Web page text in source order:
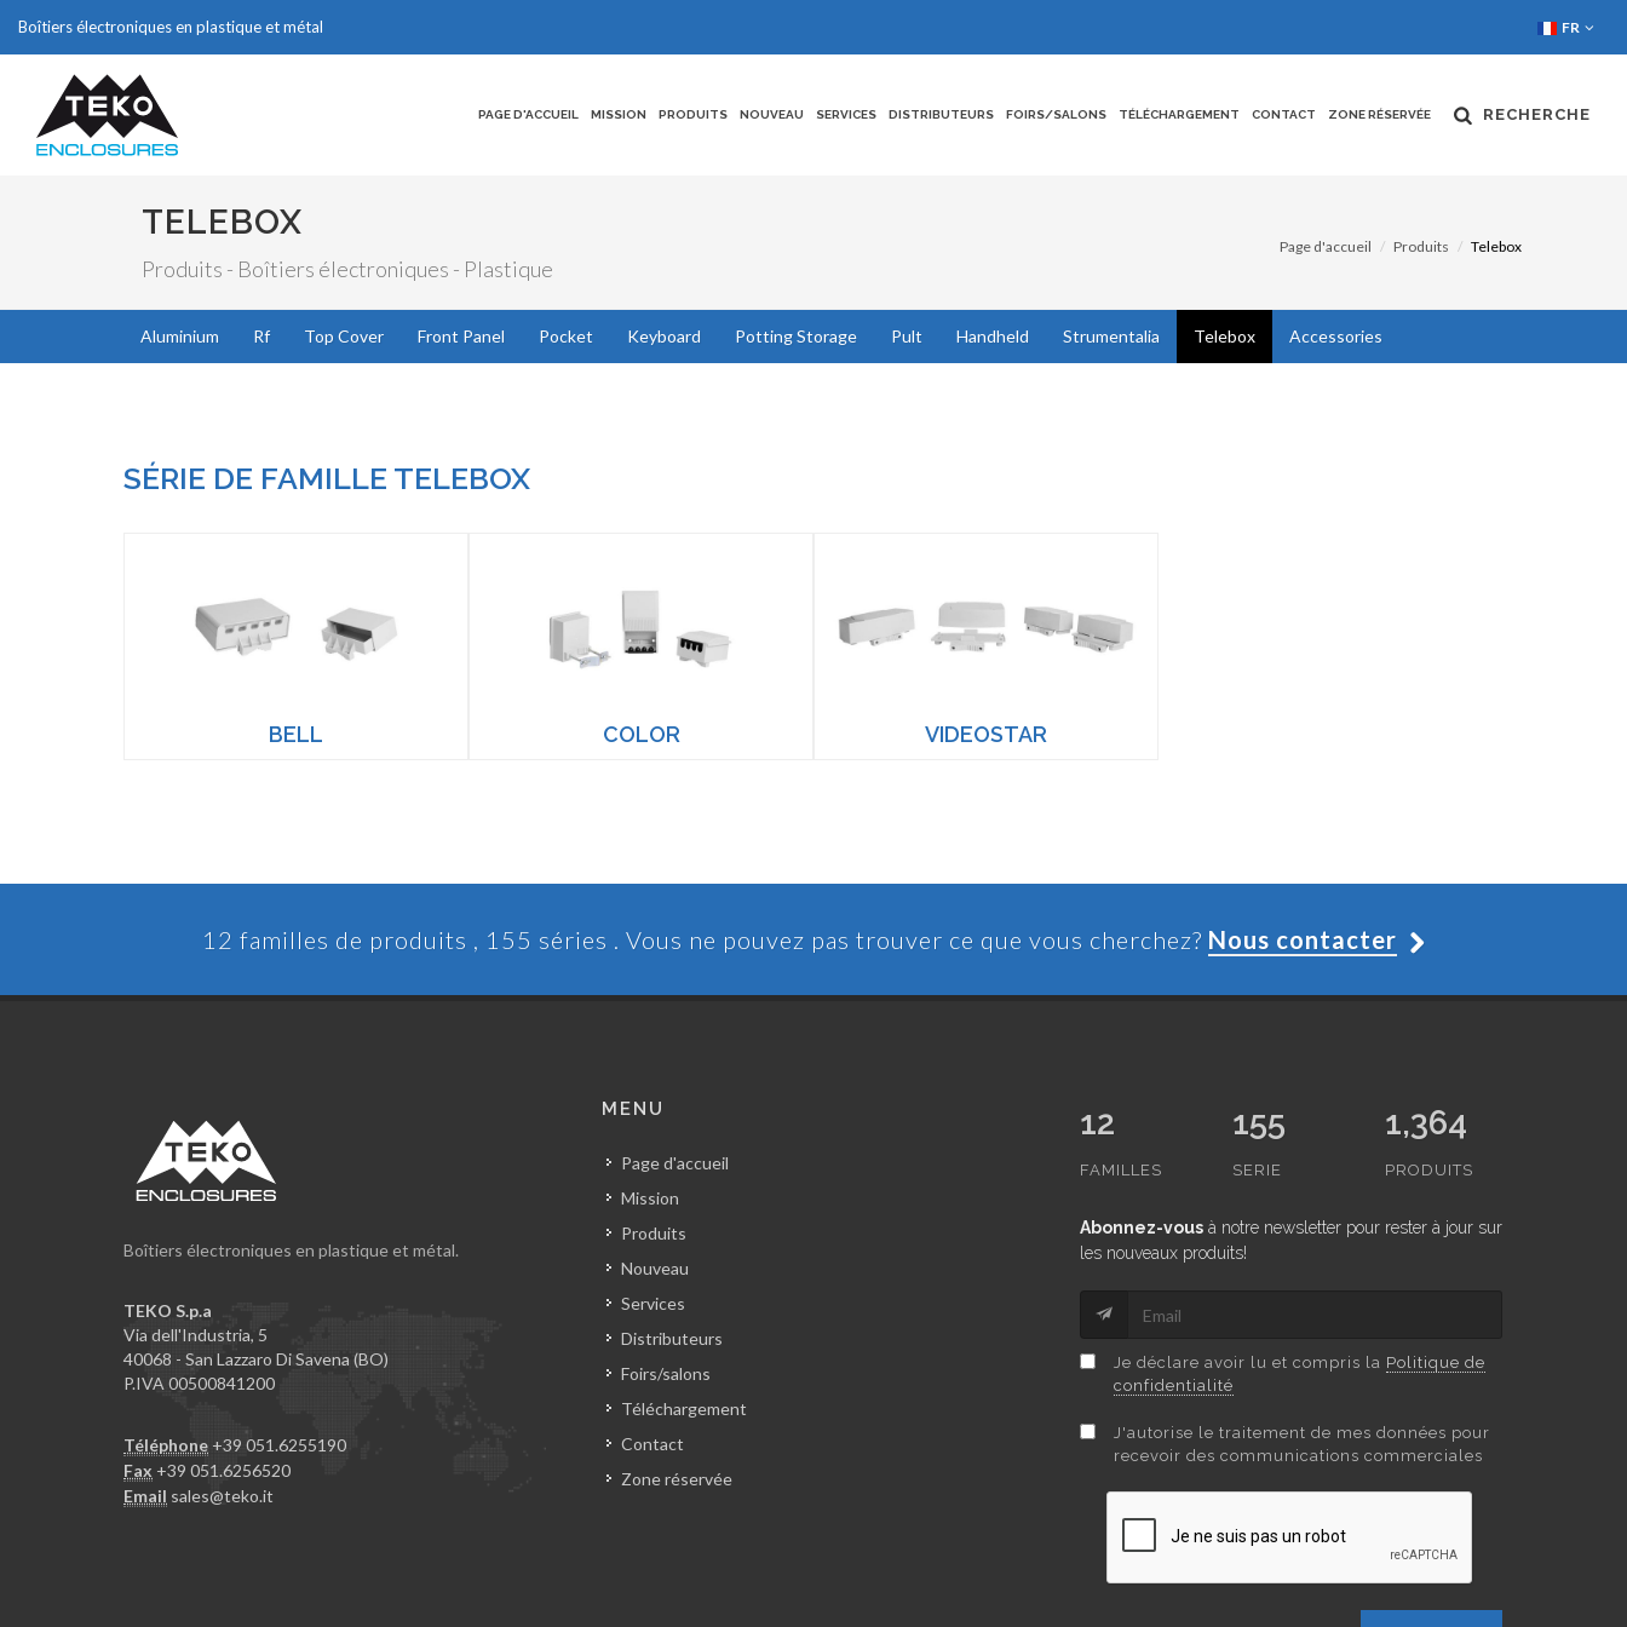
Boîtiers électroniques en plastique et métal FR
PAGE D'ACCUEIL MISSION PRODUITS NOUVEAU SERVICES DISTRIBUTEURS FOIRS/SALONS TÉLÉCHARGEMENT CONTACT ZONE RÉSERVÉE RECHERCHE
TELEBOX
Produits - Boîtiers électroniques - Plastique
Page d'accueil Produits Telebox
Aluminium Rf Top Cover Front Panel Pocket Keyboard Potting Storage Pult Handheld Strumentalia Telebox Accessories
SÉRIE DE FAMILLE TELEBOX
BELL COLOR VIDEOSTAR
12 familles de produits , 155 séries . Vous ne pouvez pas trouver ce que vous cherchez? Nous contacter
Boîtiers électroniques en plastique et métal.
TEKO S.p.a
Via dell'Industria, 5
40068 - San Lazzaro Di Savena (BO)
P.IVA 00500841200
Téléphone +39 051.6255190
Fax +39 051.6256520
Email sales@teko.it
MENU
Page d'accueil
Mission
Produits
Nouveau
Services
Distributeurs
Foirs/salons
Téléchargement
Contact
Zone réservée
12
FAMILLES
155
SERIE
1,364
PRODUITS
Abonnez-vousà notre newsletter pour rester à jour sur
les nouveaux produits!
Je déclare avoir lu et compris la Politique de
confidentialité
J'autorise le traitement de mes données pour
recevoir des communications commerciales